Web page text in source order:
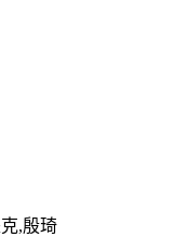
,殷琦